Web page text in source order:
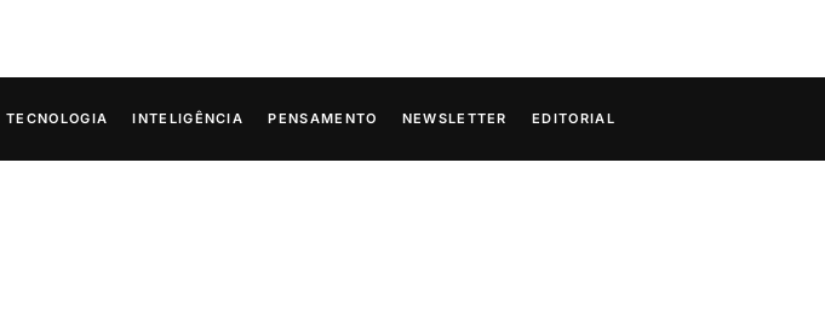
TECNOLOGIA INTELIGÊNCIA PENSAMENTO NEWSLETTER EDITORIAL